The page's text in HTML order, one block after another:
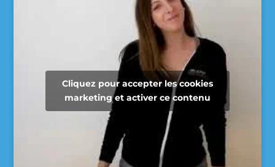
participé et contribué à faire une différence pour
les élèves et pour notre communauté.
Voir sur Facebook
Cliquez pour accepter les cookies
marketing et activer ce contenu